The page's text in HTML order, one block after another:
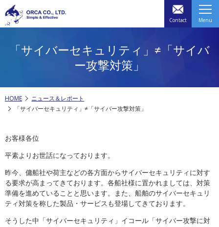
Contact Menu
「サイバーセキュリティ」≠「サイバ
ー攻撃対策」
HOME
ニュース＆レポート
「サイバーセキュリティ」≠「サイバー攻撃対策」
お客様各位
平素よりお世話になっております。
昨今、傭船社や荷主などの各方面からサイバーセキュリティに対す
る要求が高まってきております。各船社様に置かれましては、対策
準備を進めていることと思います。また、船舶のサイバーセキュリ
ティ対策を称した製品・サービスも登場してきております。
そうした中「サイバーセキュリティ」イコール「サイバー攻撃に対